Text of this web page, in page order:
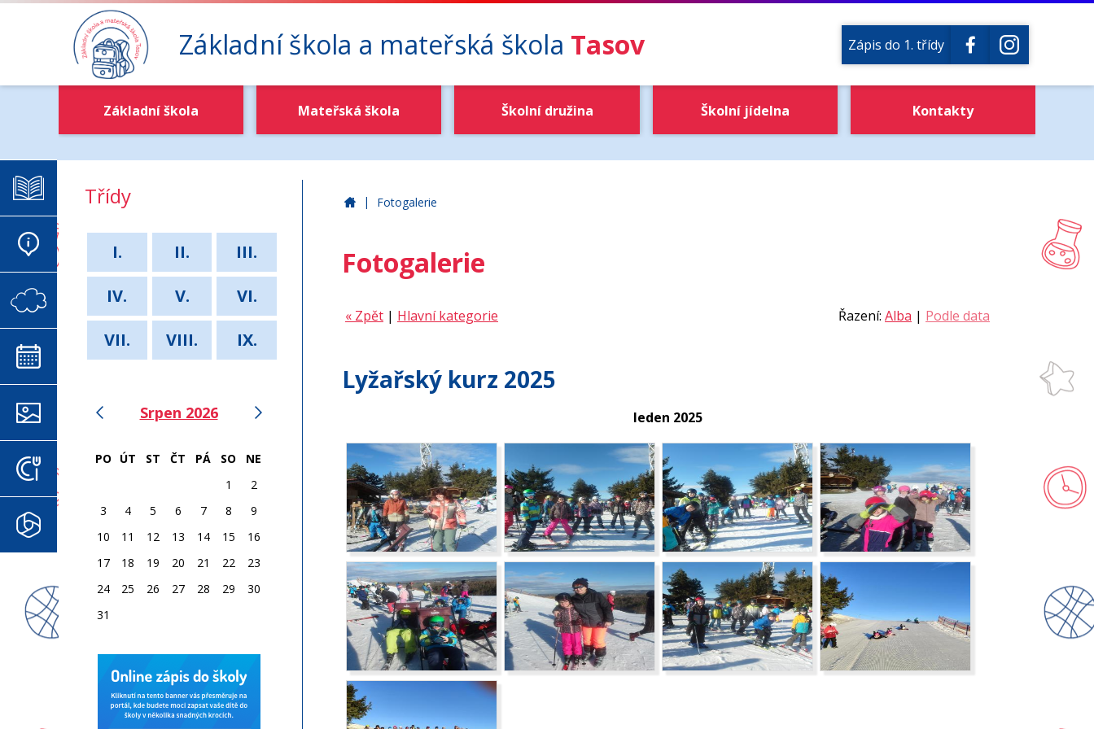
Základní škola a mateřská škola Tasov Zápis do 1. třídy
Základní škola Mateřská škola Školní družina Školní jídelna Kontakty
Základní škola a mateřská škola Tasov
| Fotogalerie
Fotogalerie
Řazení: Alba | Podle data
« Zpět | Hlavní kategorie
Lyžařský kurz 2025
leden 2025
Třídy
I. II.
III.
IV.
V.
VI.
VII.
VIII. IX.
Srpen 2026
PO ÚT ST ČT PÁ SO
NE
1
2
3
4 5 6 7 8
9
10
11 12 13 14 15
16
17
18 19 20 21 22
23
24
25 26 27 28 29
30
31
ELEKTRONICKÁ ŽÁKOVSKÁ
AKTUALITY
VIRTUÁLNÍ SCHRÁNKA DŮVĚRY
KALENDÁŘ
FOTOGALERIE
JÍDELNÍČEK